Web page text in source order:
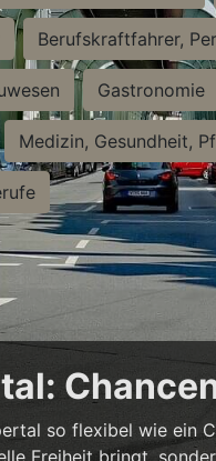
Berufskraftfahrer,
Gastronomie
Medizin, Gesundheit,
so flexibel wie ein